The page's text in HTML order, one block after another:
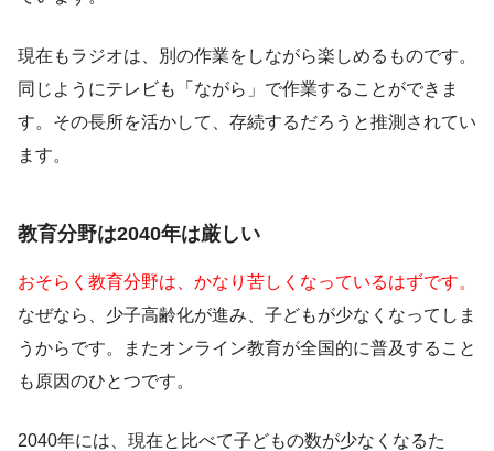
現在もラジオは、別の作業をしながら楽しめるものです。
同じようにテレビも「ながら」で作業することができま
す。その長所を活かして、存続するだろうと推測されてい
ます。
教育分野は2040年は厳しい
おそらく教育分野は、かなり苦しくなっているはずです。
なぜなら、少子高齢化が進み、子どもが少なくなってしま
うからです。またオンライン教育が全国的に普及すること
も原因のひとつです。
2040年には、現在と比べて子どもの数が少なくなるた